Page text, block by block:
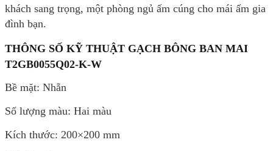
khách sang trọng, một phòng ngủ ấm cúng cho mái ấm gia
đình bạn.
THÔNG SỐ KỸ THUẬT GẠCH BÔNG BAN MAI
T2GB0055Q02-K-W
Bề mặt: Nhẵn
Số lượng màu: Hai màu
Kích thước: 200×200 mm